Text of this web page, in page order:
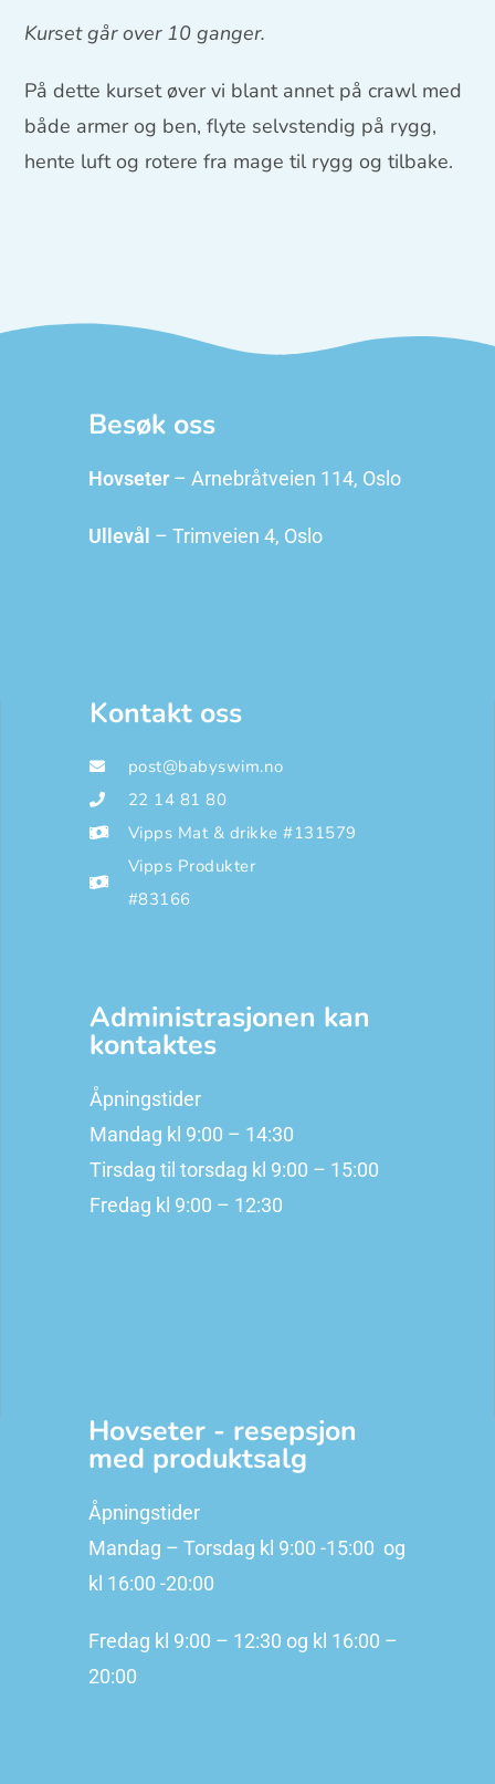
Kurset går over 10 ganger.
På dette kurset øver vi blant annet på crawl med
både armer og ben, flyte selvstendig på rygg,
hente luft og rotere fra mage til rygg og tilbake.
Besøk oss
Hovseter– Arnebråtveien 114, Oslo
Ullevål – Trimveien 4, Oslo
Kontakt oss
post@babyswim.no
22 14 81 80
Vipps Mat & drikke #131579
Vipps Produkter
#83166
Administrasjonen kan
kontaktes
Åpningstider
Mandag kl 9:00 – 14:30
Tirsdag til torsdag kl 9:00 – 15:00
Fredag kl 9:00 – 12:30
Hovseter - resepsjon
med produktsalg
Åpningstider
Mandag – Torsdag kl 9:00 -15:00 og
kl 16:00 -20:00
Fredag kl 9:00 – 12:30 og kl 16:00 –
20:00